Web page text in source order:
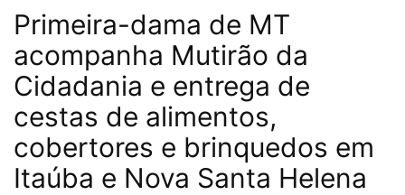
Primeira-dama de MT
acompanha Mutirão da
Cidadania e entrega de
cestas de alimentos,
cobertores e brinquedos em
Itaúba e Nova Santa Helena